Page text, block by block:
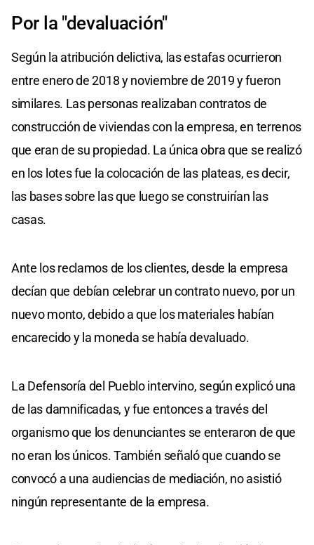
Por la "devaluación"
Según la atribución delictiva, las estafas ocurrieron
entre enero de 2018 y noviembre de 2019 y fueron
similares. Las personas realizaban contratos de
construcción de viviendas con la empresa, en terrenos
que eran de su propiedad. La única obra que se realizó
en los lotes fue la colocación de las plateas, es decir,
las bases sobre las que luego se construirían las
casas.
Ante los reclamos de los clientes, desde la empresa
decían que debían celebrar un contrato nuevo, por un
nuevo monto, debido a que los materiales habían
encarecido y la moneda se había devaluado.
La Defensoría del Pueblo intervino, según explicó una
de las damnificadas, y fue entonces a través del
organismo que los denunciantes se enteraron de que
no eran los únicos. También señaló que cuando se
convocó a una audiencias de mediación, no asistió
ningún representante de la empresa.